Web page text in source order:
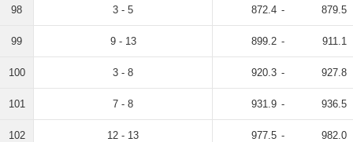
98 3 - 5 872.4 - 879.5
99 9 - 13 899.2 - 911.1
100 3 - 8 920.3 - 927.8
101 7 - 8 931.9 - 936.5
102 12 - 13 977.5 - 982.0